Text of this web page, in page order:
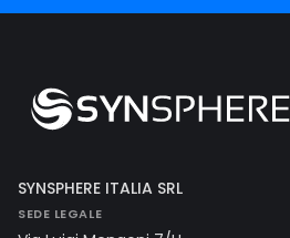
SYNSPHERE ITALIA SRL
SEDE LEGALE